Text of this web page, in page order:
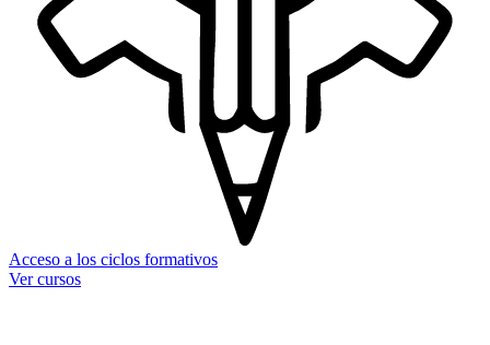
Acceso a los ciclos formativos
Ver cursos